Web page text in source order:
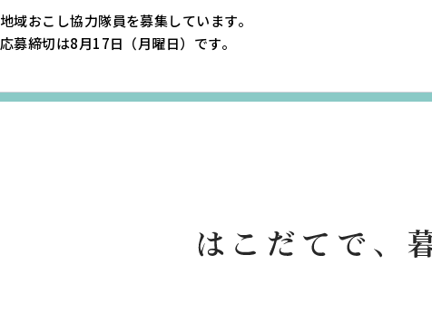
地域おこし協力隊員を募集しています。
応募締切は8月17日（月曜日）です。